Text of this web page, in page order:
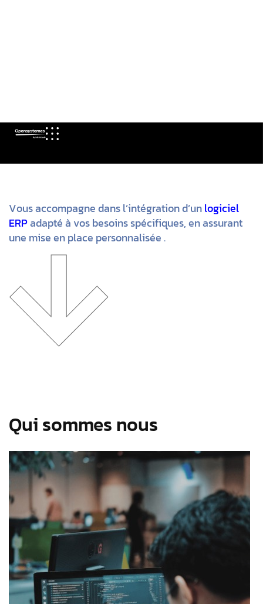
OpensystemesBy
Infinitdeals
Vousaccompagnedansl’intégrationd’unlogiciel
ERPadaptéà vosbesoinsspécifiques,enassurant
une miseenplace personnalisée.
Qui sommes nous